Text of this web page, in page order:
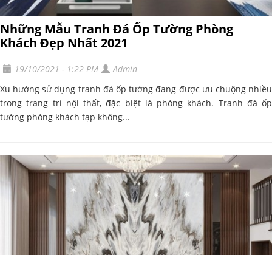
Những Mẫu Tranh Đá Ốp Tường Phòng
Khách Đẹp Nhất 2021
19/10/2021 - 1:22 PM
Admin
Xu hướng sử dụng tranh đá ốp tường đang được ưu chuộng nhiều
trong trang trí nội thất, đặc biệt là phòng khách. Tranh đá ốp
tường phòng khách tạp không...